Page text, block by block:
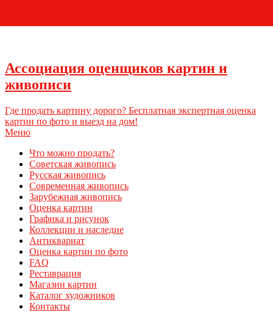
Ассоциация оценщиков картин и
живописи
Где продать картину дорого? Бесплатная экспертная оценка
картин по фото и выезд на дом!
Меню
Что можно продать?
Советская живопись
Русская живопись
Современная живопись
Зарубежная живопись
Оценка картин
Графика и рисунок
Коллекции и наследие
Антиквариат
Оценка картин по фото
FAQ
Реставрация
Магазин картин
Каталог художников
Контакты